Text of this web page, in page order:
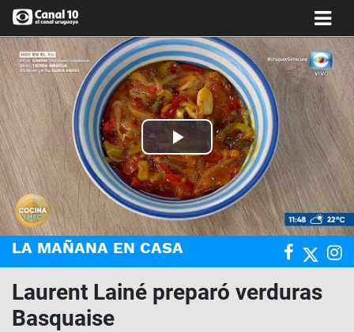
Play
Video
LA MAÑANA EN CASA
Laurent Lainé preparó verduras
Basquaise